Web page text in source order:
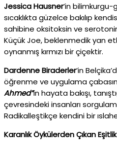
Jessica Hausner’in bilimkurgu-
sıcaklıkta güzelce bakılıp
sahibine oksitoksin ve
Küçük Joe, beklenmedik yan
oynanmış kırmızı bir çiçektir.
Dardenne Biraderler’in
öğrenme ve uygulama
Ahmed”in hayata bakışı,
çevresindeki insanları
Radikalleştikçe kendini bir
Karanlık Öykülerden Çıkan